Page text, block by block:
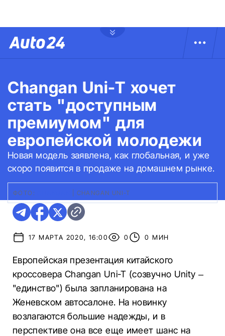
Changan Uni-T хочет
стать "доступным
премиумом" для
европейской молодежи
Новая модель заявлена, как глобальная, и уже
скоро появится в продаже на домашнем рынке.
ФОТО: CHANGAN UNI-T
17 МАРТА 2020, 16:00 0 0 МИН
Европейская презентация китайского
кроссовера Changan Uni-T (созвучно Unity –
"единство") была запланирована на
Женевском автосалоне. На новинку
возлагаются большие надежды, и в
перспективе она все еще имеет шанс на